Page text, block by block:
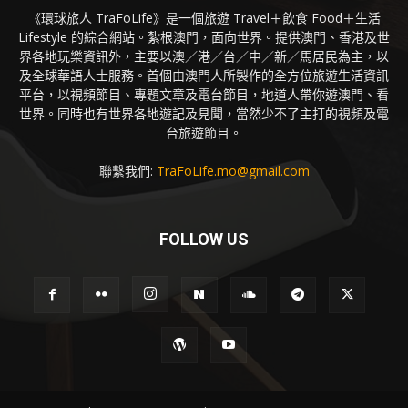
《環球旅人 TraFoLife》是一個旅遊 Travel＋飲食 Food＋生活
Lifestyle 的綜合網站。紮根澳門，面向世界。提供澳門、香港及世
界各地玩樂資訊外，主要以澳／港／台／中／新／馬居民為主，以
及全球華語人士服務。首個由澳門人所製作的全方位旅遊生活資訊
平台，以視頻節目、專題文章及電台節目，地道人帶你遊澳門、看
世界。同時也有世界各地遊記及見聞，當然少不了主打的視頻及電
台旅遊節目。
聯繫我們: TraFoLife.mo@gmail.com
FOLLOW US